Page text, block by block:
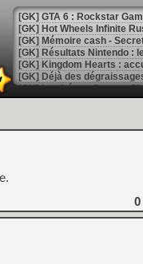
[GK] GTA 6 : Rockstar
[GK] Hot Wheels Infinite
[GK] Mémoire cash -
[GK] Résultats Nintendo :
[GK] Déjà des
[Mo5] Brickboy cherche à
[GK] Minecraft et ses «
[GK] Beast of
[GK] Ubisoft : fin de partie
[GK] Mémoire cash -
[GK] Dan Houser (GTA)
[GK] Comment EA Sports
[GK] Crimson Moon : un
[GK] Isle of Reveries : le
[GK] Moonlighter 2 : The
[GK] Capcom relance
0